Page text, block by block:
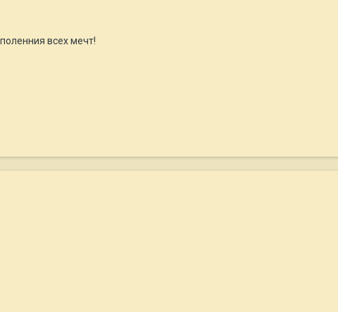
всех мечт!